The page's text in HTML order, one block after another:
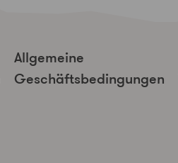
Allgemeine
Geschäftsbedingungen